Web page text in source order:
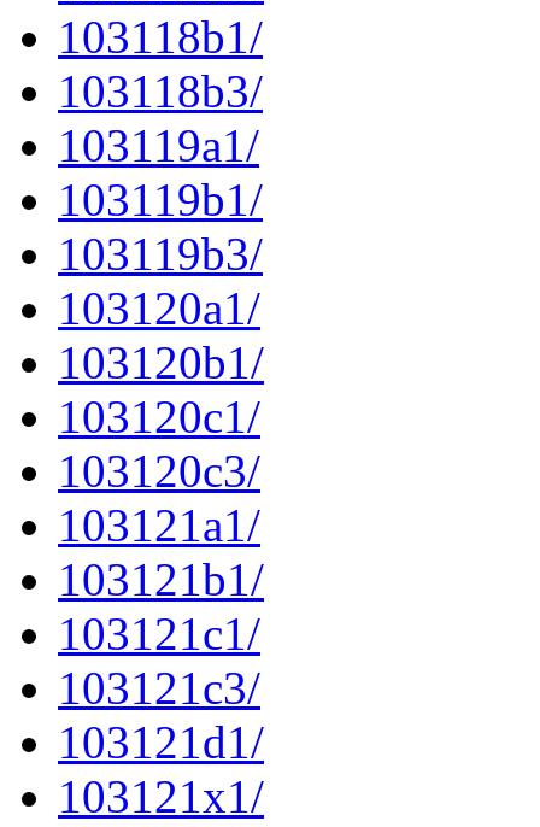
103118b1/
103118b3/
103119a1/
103119b1/
103119b3/
103120a1/
103120b1/
103120c1/
103120c3/
103121a1/
103121b1/
103121c1/
103121c3/
103121d1/
103121x1/